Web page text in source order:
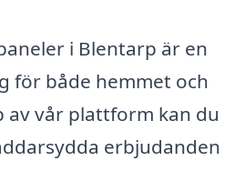
i Blentarp är en
för både hemmet och
av vår plattform kan du
erbjudanden